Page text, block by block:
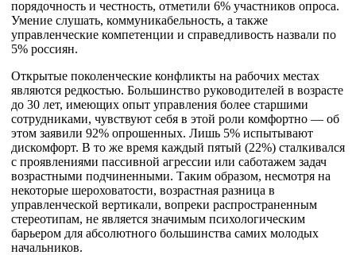
порядочность и честность, отметили 6% участников опроса.
Умение слушать, коммуникабельность, а также
управленческие компетенции и справедливость назвали по
5% россиян.
Открытые поколенческие конфликты на рабочих местах
являются редкостью. Большинство руководителей в возрасте
до 30 лет, имеющих опыт управления более старшими
сотрудниками, чувствуют себя в этой роли комфортно — об
этом заявили 92% опрошенных. Лишь 5% испытывают
дискомфорт. В то же время каждый пятый (22%) сталкивался
с проявлениями пассивной агрессии или саботажем задач
возрастными подчиненными. Таким образом, несмотря на
некоторые шероховатости, возрастная разница в
управленческой вертикали, вопреки распространенным
стереотипам, не является значимым психологическим
барьером для абсолютного большинства самих молодых
начальников.